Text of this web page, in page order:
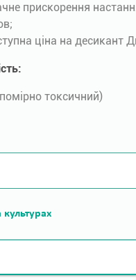
прискорення
ціна на десикант
токсичний)